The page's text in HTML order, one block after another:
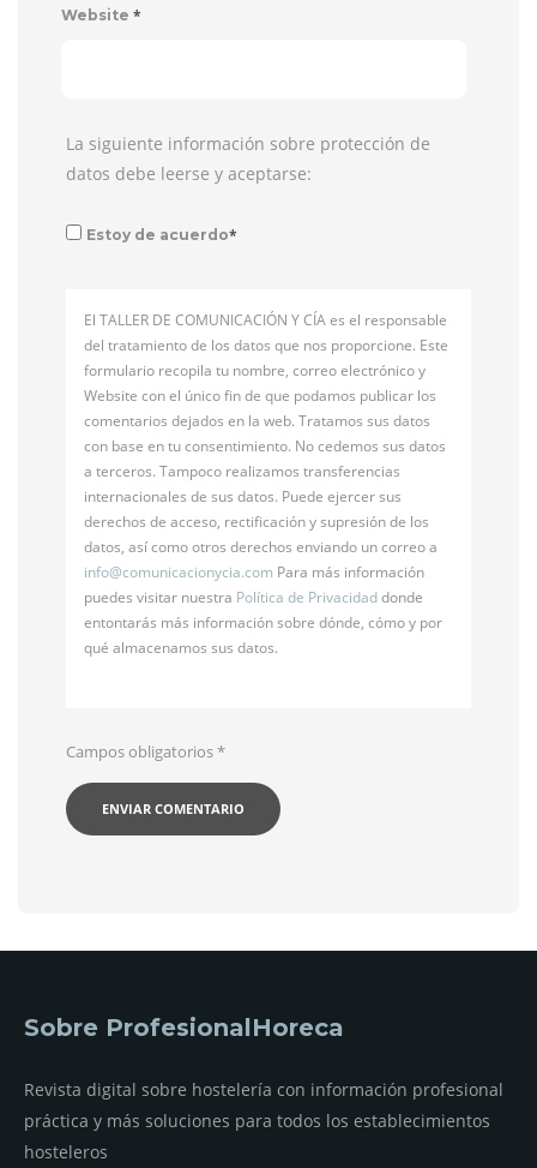
Website *
La siguiente información sobre protección de
datos debe leerse y aceptarse:
Estoy de acuerdo*
El TALLER DE COMUNICACIÓN Y CÍA es el responsable
del tratamiento de los datos que nos proporcione. Este
formulario recopila tu nombre, correo electrónico y
Website con el único fin de que podamos publicar los
comentarios dejados en la web. Tratamos sus datos
con base en tu consentimiento. No cedemos sus datos
a terceros. Tampoco realizamos transferencias
internacionales de sus datos. Puede ejercer sus
derechos de acceso, rectificación y supresión de los
datos, así como otros derechos enviando un correo a
info@comunicacionycia.com Para más información
puedes visitar nuestra Política de Privacidaddonde
entontarás más información sobre dónde, cómo y por
qué almacenamos sus datos.
Campos obligatorios*
Sobre ProfesionalHoreca
Revista digital sobre hostelería con información profesional
práctica y más soluciones para todos los establecimientos
hosteleros